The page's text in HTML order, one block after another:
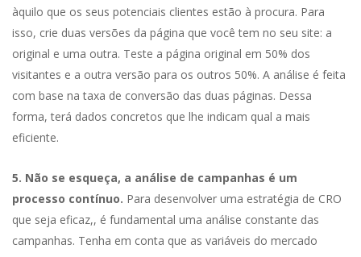
àquilo que os seus potenciais clientes estão à procura. Para
isso, crie duas versões da página que você tem no seu site: a
original e uma outra. Teste a página original em 50% dos
visitantes e a outra versão para os outros 50%. A análise é feita
com base na taxa de conversão das duas páginas. Dessa
forma, terá dados concretos que lhe indicam qual a mais
eficiente.
5. Não se esqueça, a análise de campanhas é um
processo contínuo. Para desenvolver uma estratégia de CRO
que seja eficaz,, é fundamental uma análise constante das
campanhas. Tenha em conta que as variáveis do mercado